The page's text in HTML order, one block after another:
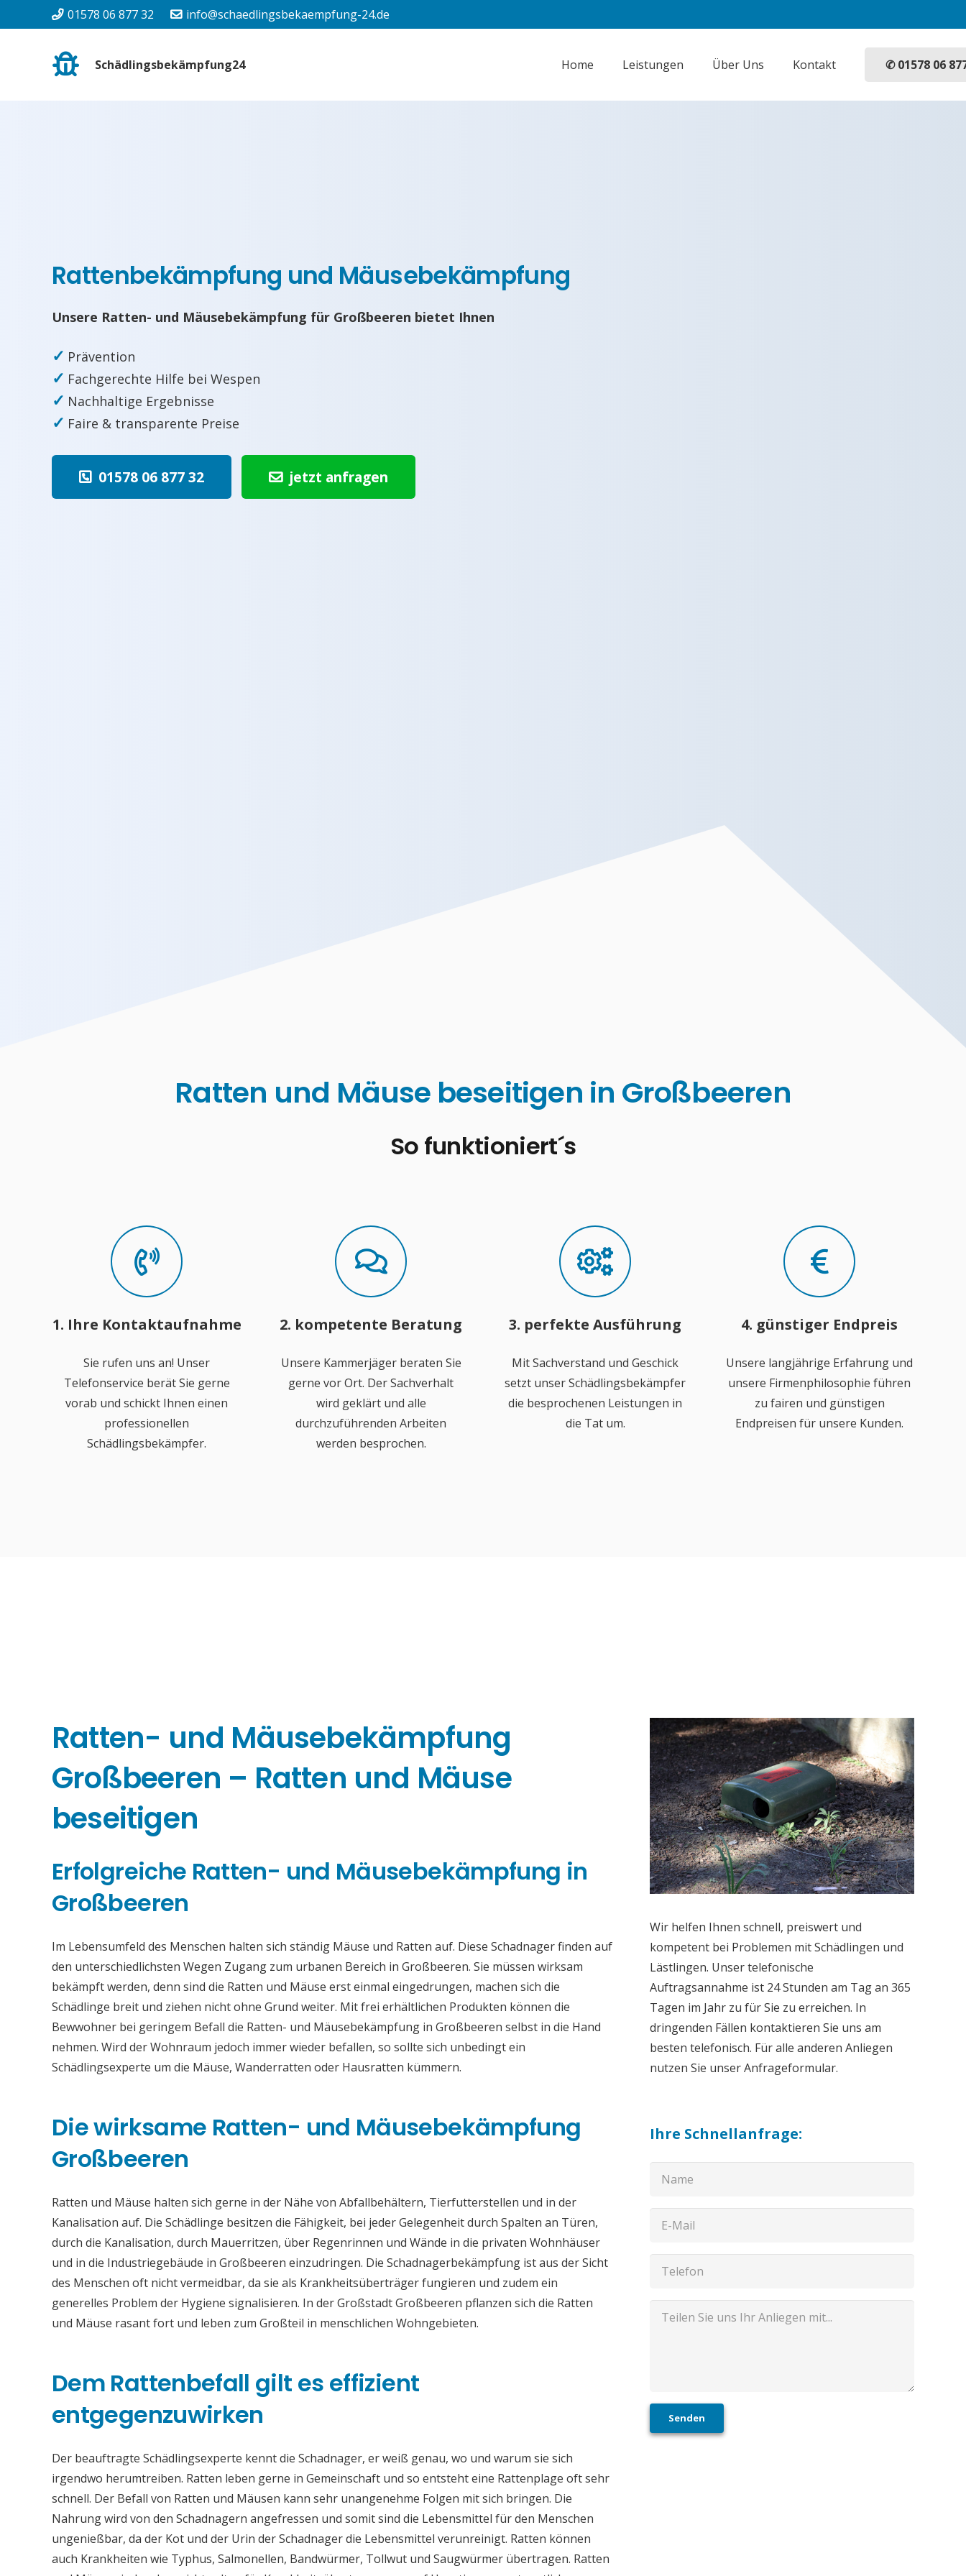
01578 06 877 32 info@schaedlingsbekaempfung-24.de
Schädlingsbekämpfung24 Home Leistungen Über Uns Kontakt ✆ 01578 06
Rattenbekämpfung und Mäusebekämpfung
Unsere Ratten- und Mäusebekämpfung für Großbeeren bietet Ihnen
✓ Prävention
✓ Fachgerechte Hilfe bei Wespen
✓ Nachhaltige Ergebnisse
✓ Faire & transparente Preise
01578 06 877 32 jetzt anfragen
Ratten und Mäuse beseitigen in Großbeeren
So funktioniert´s
1. Ihre Kontaktaufnahme
Sie rufen uns an! Unser
Telefonservice berät Sie gerne
vorab und schickt Ihnen einen
professionellen
Schädlingsbekämpfer.
2. kompetente Beratung
Unsere Kammerjäger beraten Sie
gerne vor Ort. Der Sachverhalt
wird geklärt und alle
durchzuführenden Arbeiten
werden besprochen.
3. perfekte Ausführung
Mit Sachverstand und Geschick
setzt unser Schädlingsbekämpfer
die besprochenen Leistungen in
die Tat um.
4. günstiger Endpreis
Unsere langjährige Erfahrung und
unsere Firmenphilosophie führen
zu fairen und günstigen
Endpreisen für unsere Kunden.
Ratten- und Mäusebekämpfung
Großbeeren – Ratten und Mäuse
beseitigen
Erfolgreiche Ratten- und Mäusebekämpfung in
Großbeeren
Im Lebensumfeld des Menschen halten sich ständig Mäuse und Ratten auf. Diese Schadnager finden auf
den unterschiedlichsten Wegen Zugang zum urbanen Bereich in Großbeeren. Sie müssen wirksam
bekämpft werden, denn sind die Ratten und Mäuse erst einmal eingedrungen, machen sich die
Schädlinge breit und ziehen nicht ohne Grund weiter. Mit frei erhältlichen Produkten können die
Bewwohner bei geringem Befall die Ratten- und Mäusebekämpfung in Großbeeren selbst in die Hand
nehmen. Wird der Wohnraum jedoch immer wieder befallen, so sollte sich unbedingt ein
Schädlingsexperte um die Mäuse, Wanderratten oder Hausratten kümmern.
Die wirksame Ratten- und Mäusebekämpfung
Großbeeren
Ratten und Mäuse halten sich gerne in der Nähe von Abfallbehältern, Tierfutterstellen und in der
Kanalisation auf. Die Schädlinge besitzen die Fähigkeit, bei jeder Gelegenheit durch Spalten an Türen,
durch die Kanalisation, durch Mauerritzen, über Regenrinnen und Wände in die privaten Wohnhäuser
und in die Industriegebäude in Großbeeren einzudringen. Die Schadnagerbekämpfung ist aus der Sicht
des Menschen oft nicht vermeidbar, da sie als Krankheitsüberträger fungieren und zudem ein
generelles Problem der Hygiene signalisieren. In der Großstadt Großbeeren pflanzen sich die Ratten
und Mäuse rasant fort und leben zum Großteil in menschlichen Wohngebieten.
Dem Rattenbefall gilt es effizient
entgegenzuwirken
Der beauftragte Schädlingsexperte kennt die Schadnager, er weiß genau, wo und warum sie sich
irgendwo herumtreiben. Ratten leben gerne in Gemeinschaft und so entsteht eine Rattenplage oft sehr
schnell. Der Befall von Ratten und Mäusen kann sehr unangenehme Folgen mit sich bringen. Die
Nahrung wird von den Schadnagern angefressen und somit sind die Lebensmittel für den Menschen
ungenießbar, da der Kot und der Urin der Schadnager die Lebensmittel verunreinigt. Ratten können
auch Krankheiten wie Typhus, Salmonellen, Bandwürmer, Tollwut und Saugwürmer übertragen. Ratten
Wir helfen Ihnen schnell, preiswert und
kompetent bei Problemen mit Schädlingen und
Lästlingen. Unser telefonische
Auftragsannahme ist 24 Stunden am Tag an 365
Tagen im Jahr zu für Sie zu erreichen. In
dringenden Fällen kontaktieren Sie uns am
besten telefonisch. Für alle anderen Anliegen
nutzen Sie unser Anfrageformular.
Ihre Schnellanfrage:
Senden